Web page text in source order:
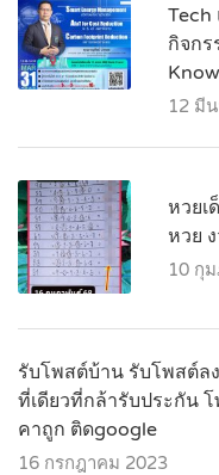
Tech
กิจกร
12 มี
หวยเ
หวย
10 กุ
รับโพสต์บ้าน รับโพสต์ล
ที่เดียวที่กล้ารับประกัน
คาถูก ติดgoogle
16 กรกฎาคม 2023